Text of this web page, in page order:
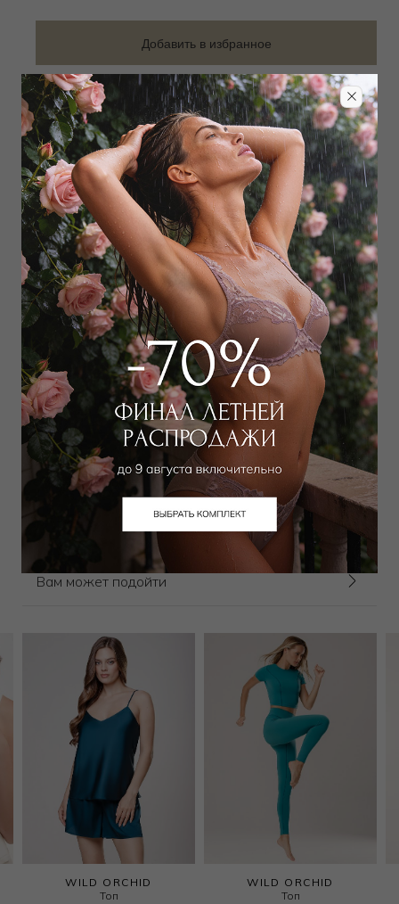
Дополнить образ
Шорты
9 000
7 500
3 600
Выбрать размер
Добавить в избранное
Забронировать в магазине
Вам может подойти
WILD ORCHID
Топ
WILD ORCHID
Топ